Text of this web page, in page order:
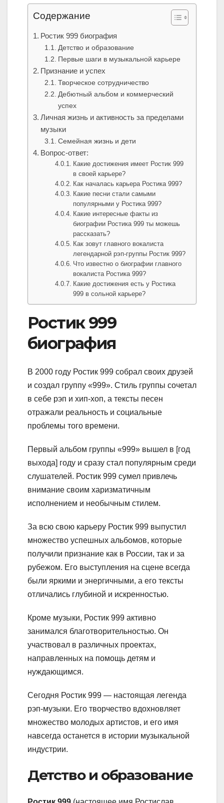
Содержание
Ростик 999 биография
Детство и образование
Первые шаги в музыкальной карьере
Признание и успех
Творческое сотрудничество
Дебютный альбом и коммерческий
успех
Личная жизнь и активность за пределами
музыки
Семейная жизнь и дети
Вопрос-ответ:
Какие достижения имеет Ростик 999
в своей карьере?
Как началась карьера Ростика 999?
Какие песни стали самыми
популярными у Ростика 999?
Какие интересные факты из
биографии Ростика 999 ты можешь
рассказать?
Как зовут главного вокалиста
легендарной рэп-группы Ростик 999?
Что известно о биографии главного
вокалиста Ростика 999?
Какие достижения есть у Ростика
999 в сольной карьере?
Ростик 999
биография
В 2000 году Ростик 999 собрал своих друзей
и создал группу «999». Стиль группы сочетал
в себе рэп и хип-хоп, а тексты песен
отражали реальность и социальные
проблемы того времени.
Первый альбом группы «999» вышел в [год
выхода] году и сразу стал популярным среди
слушателей. Ростик 999 сумел привлечь
внимание своим харизматичным
исполнением и необычным стилем.
За всю свою карьеру Ростик 999 выпустил
множество успешных альбомов, которые
получили признание как в России, так и за
рубежом. Его выступления на сцене всегда
были яркими и энергичными, а его тексты
отличались глубиной и искренностью.
Кроме музыки, Ростик 999 активно
занимался благотворительностью. Он
участвовал в различных проектах,
направленных на помощь детям и
нуждающимся.
Сегодня Ростик 999 — настоящая легенда
рэп-музыки. Его творчество вдохновляет
множество молодых артистов, и его имя
навсегда останется в истории музыкальной
индустрии.
Детство и образование